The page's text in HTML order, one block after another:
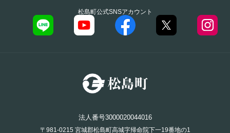
松島町公式SNSアカウント
法人番号3000020044016
〒981-0215 宮城郡松島町高城字帰命院下一19番地の1